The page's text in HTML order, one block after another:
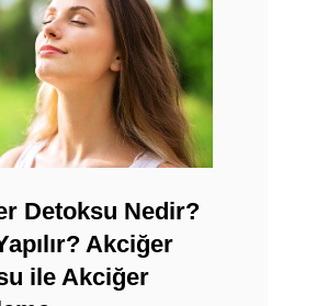
Detoksu Nedir?
Akciğer
ile Akciğer